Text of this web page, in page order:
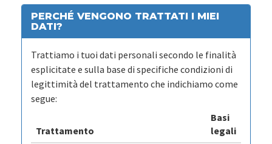
PERCHÉ VENGONO TRATTATI I MIEI
DATI?
Trattiamo i tuoi dati personali secondo le finalità
esplicitate e sulla base di specifiche condizioni di
legittimità del trattamento che indichiamo come
segue:
Trattamento
Basi
legali